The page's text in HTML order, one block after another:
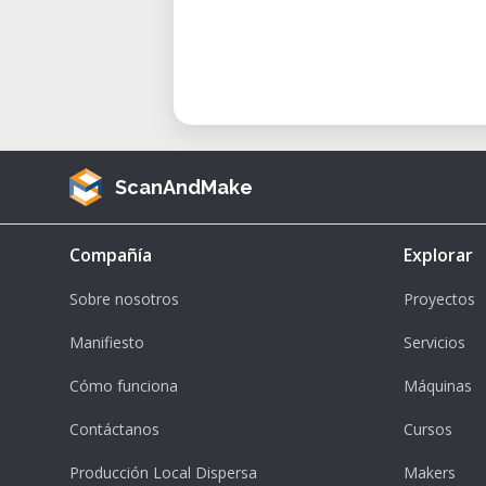
ScanAndMake
Compañía
Sobre nosotros
Manifiesto
Cómo funciona
Contáctanos
Producción Local Dispersa
Explorar
Proyectos
Servicios
Máquinas
Cursos
Makers